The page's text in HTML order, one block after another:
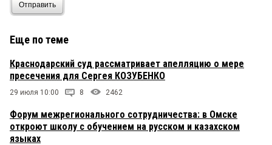
Отправить
Еще по теме
Краснодарский суд рассматривает апелляцию о мере
пресечения для Сергея КОЗУБЕНКО
29 июля 10:00 8 2462
Форум межрегионального сотрудничества: в Омске
откроют школу с обучением на русском и казахском
языках